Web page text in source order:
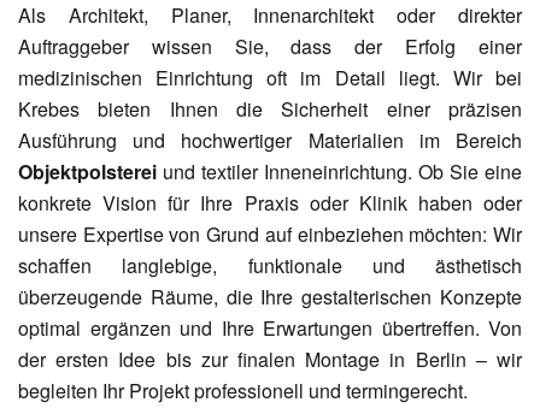
Als Architekt, Planer, Innenarchitekt oder direkter
Auftraggeber wissen Sie, dass der Erfolg einer
medizinischen Einrichtung oft im Detail liegt. Wir bei
Krebes bieten Ihnen die Sicherheit einer präzisen
Ausführung und hochwertiger Materialien im Bereich
Objektpolsterei und textiler Inneneinrichtung. Ob Sie eine
konkrete Vision für Ihre Praxis oder Klinik haben oder
unsere Expertise von Grund auf einbeziehen möchten: Wir
schaffen langlebige, funktionale und ästhetisch
überzeugende Räume, die Ihre gestalterischen Konzepte
optimal ergänzen und Ihre Erwartungen übertreffen. Von
der ersten Idee bis zur finalen Montage in Berlin – wir
begleiten Ihr Projekt professionell und termingerecht.